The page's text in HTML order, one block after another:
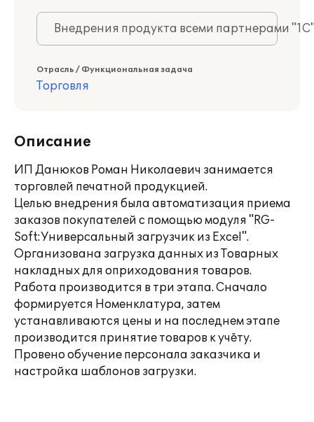
Внедрения продукта всеми партнерами
Отрасль / Функциональная задача
Торговля
Описание
ИП Данюков Роман Николаевич занимается
торговлей печатной продукцией.
Целью внедрения была автоматизация приема
заказов покупателей с помощью модуля "RG-
Soft:Универсальный загрузчик из Excel".
Организована загрузка данных из Товарных
накладных для оприходования товаров.
Работа производится в три этапа. Сначало
формируется Номенклатура, затем
устанавливаются цены и на последнем этапе
производится принятие товаров к учёту.
Провено обучение персонала заказчика и
настройка шаблонов загрузки.